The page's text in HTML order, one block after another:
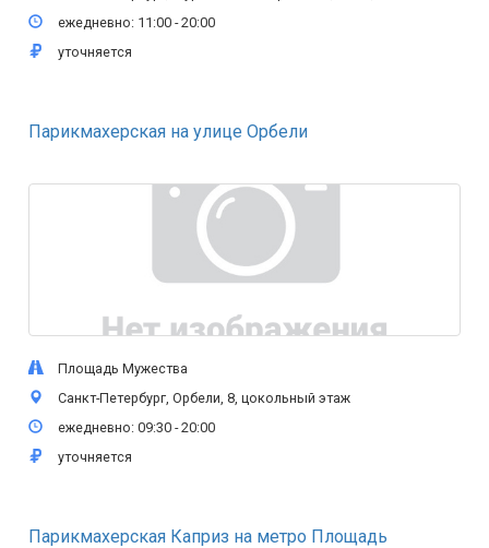
ежедневно: 11:00 - 20:00
уточняется
Парикмахерская на улице Орбели
Площадь Мужества
Санкт-Петербург, Орбели, 8, цокольный этаж
ежедневно: 09:30 - 20:00
уточняется
Парикмахерская Каприз на метро Площадь